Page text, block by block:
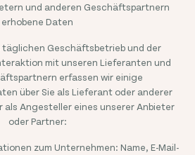
und anderen Geschäftspartnern
erhobene Daten
täglichen Geschäftsbetrieb und der
mit unseren Lieferanten und
erfassen wir einige
über Sie als Lieferant oder anderer
Angesteller eines unserer Anbieter
oder Partner:
zum Unternehmen: Name, E-Mail-